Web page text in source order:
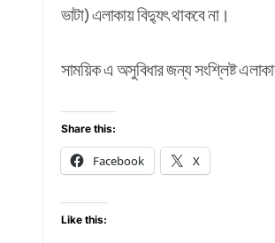
ভাটা) এলাকায় বিদ্যুৎ থাকবে না।
সাময়িক এ অসুবিধার জন্য সংশ্লিষ্ট
Share this:
Facebook X
Like this: